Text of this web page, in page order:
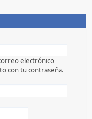
electrónico
con tu contraseña.